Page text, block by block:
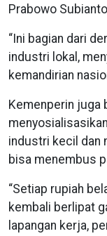
Prabowo
“Ini bagian dari
industri lokal,
kemandirian
Kemenperin
industri kecil dan
bisa menembus
“Setiap rupiah
kembali berlipat
lapangan kerja,